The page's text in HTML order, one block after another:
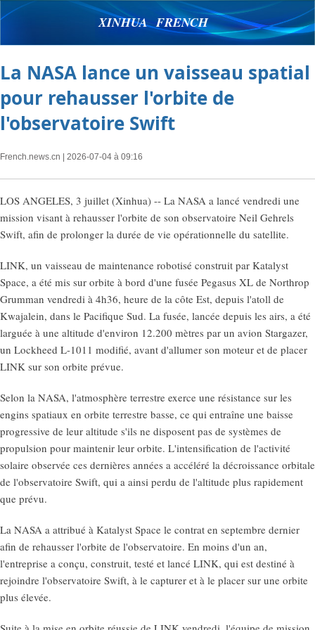
XINHUA FRENCH
La NASA lance un vaisseau spatial
pour rehausser l'orbite de
l'observatoire Swift
French.news.cn | 2026-07-04 à 09:16
LOS ANGELES, 3 juillet (Xinhua) -- La NASA a lancé vendredi une
mission visant à rehausser l'orbite de son observatoire Neil Gehrels
Swift, afin de prolonger la durée de vie opérationnelle du satellite.
LINK, un vaisseau de maintenance robotisé construit par Katalyst
Space, a été mis sur orbite à bord d'une fusée Pegasus XL de Northrop
Grumman vendredi à 4h36, heure de la côte Est, depuis l'atoll de
Kwajalein, dans le Pacifique Sud. La fusée, lancée depuis les airs, a été
larguée à une altitude d'environ 12.200 mètres par un avion Stargazer,
un Lockheed L-1011 modifié, avant d'allumer son moteur et de placer
LINK sur son orbite prévue.
Selon la NASA, l'atmosphère terrestre exerce une résistance sur les
engins spatiaux en orbite terrestre basse, ce qui entraîne une baisse
progressive de leur altitude s'ils ne disposent pas de systèmes de
propulsion pour maintenir leur orbite. L'intensification de l'activité
solaire observée ces dernières années a accéléré la décroissance orbitale
de l'observatoire Swift, qui a ainsi perdu de l'altitude plus rapidement
que prévu.
La NASA a attribué à Katalyst Space le contrat en septembre dernier
afin de rehausser l'orbite de l'observatoire. En moins d'un an,
l'entreprise a conçu, construit, testé et lancé LINK, qui est destiné à
rejoindre l'observatoire Swift, à le capturer et à le placer sur une orbite
plus élevée.